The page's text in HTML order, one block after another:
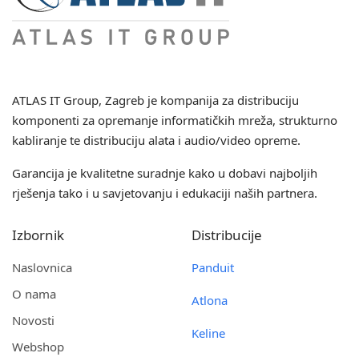
ATLAS IT Group, Zagreb je kompanija za distribuciju
komponenti za opremanje informatičkih mreža, strukturno
kabliranje te distribuciju alata i audio/video opreme.
Garancija je kvalitetne suradnje kako u dobavi najboljih
rješenja tako i u savjetovanju i edukaciji naših partnera.
Izbornik
Naslovnica
O nama
Novosti
Webshop
Distribucije
Panduit
Atlona
Keline